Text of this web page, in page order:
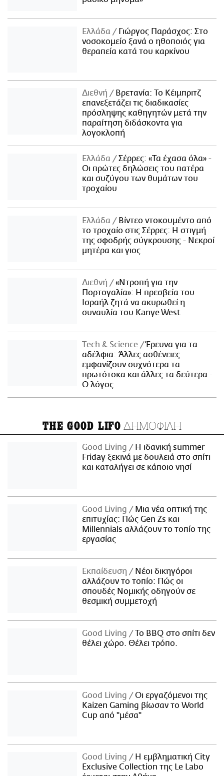
Ελλάδα
Γιώργος Παράσχος: Στο
νοσοκομείο ξανά ο ηθοποιός για
θεραπεία κατά του καρκίνου
Διεθνή
Βρετανία: Το Κέιμπριτζ
επανεξετάζει τις διαδικασίες
πρόσληψης καθηγητών μετά την
παραίτηση διδάσκοντα για
λογοκλοπή
Ελλάδα
Σέρρες: «Τα έχασα όλα» -
Οι πρώτες δηλώσεις του πατέρα
και συζύγου των θυμάτων του
τροχαίου
Ελλάδα
Βίντεο ντοκουμέντο από
το τροχαίο στις Σέρρες: Η στιγμή
της σφοδρής σύγκρουσης - Νεκροί
μητέρα και γιος
Διεθνή
«Ντροπή για την
Πορτογαλία»: Η πρεσβεία του
Ισραήλ ζητά να ακυρωθεί η
συναυλία του Kanye West
Τech & Science
Έρευνα για τα
αδέλφια: Άλλες ασθένειες
εμφανίζουν συχνότερα τα
πρωτότοκα και άλλες τα δεύτερα -
Ο λόγος
THE GOOD LIFO ΔΗΜΟΦΙΛΗ
Good Living
Η ιδανική summer
Friday ξεκινά με δουλειά στο σπίτι
και καταλήγει σε κάποιο νησί
Good Living
Μια νέα οπτική της
επιτυχίας: Πώς Gen Zs και
Millennials αλλάζουν το τοπίο της
εργασίας
Εκπαίδευση
Νέοι δικηγόροι
αλλάζουν το τοπίο: Πώς οι
σπουδές Νομικής οδηγούν σε
θεσμική συμμετοχή
Good Living
Το BBQ στο σπίτι δεν
θέλει χώρο. Θέλει τρόπο.
Good Living
Οι εργαζόμενοι της
Kaizen Gaming βίωσαν το World
Cup από "μέσα"
Good Living
Η εμβληματική City
Exclusive Collection της Le Labo